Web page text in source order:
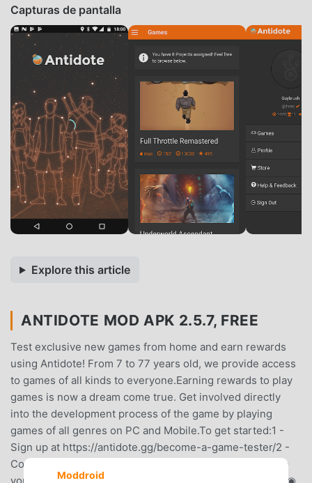
Capturas de pantalla
Explore this article
ANTIDOTE MOD APK 2.5.7, FREE
Test exclusive new games from home and earn rewards
using Antidote! From 7 to 77 years old, we provide access
to games of all kinds to everyone.Earning rewards to play
games is now a dream come true. Get involved directly
into the development process of the game by playing
games of all genres on PC and Mobile.To get started:1 -
Sign up at https://antidote.gg/become-a-game-tester/2 -
Complete your Gamer Profile.3 - Use the app to log in to
Moddroid